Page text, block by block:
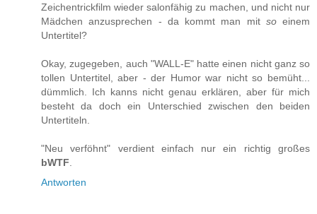
Zeichentrickfilm wieder salonfähig zu machen, und nicht nur
Mädchen anzusprechen - da kommt man mit soeinem
Untertitel?
Okay, zugegeben, auch "WALL-E" hatte einen nicht ganz so
tollen Untertitel, aber - der Humor war nicht so bemüht...
dümmlich. Ich kanns nicht genau erklären, aber für mich
besteht da doch ein Unterschied zwischen den beiden
Untertiteln.
"Neu verföhnt" verdient einfach nur ein richtig großes
bWTF.
Antworten